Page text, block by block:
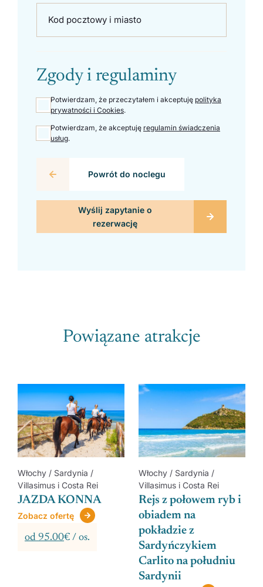
Kod pocztowy i miasto
Zgody i regulaminy
Potwierdzam, że przeczytałem i akceptuję polityka
prywatności i Cookies.
Potwierdzam, że akceptuję regulamin świadczenia
usług.
Powrót do noclegu
Powiązane atrakcje
Włochy / Sardynia /
Villasimus i Costa Rei
JAZDA KONNA
Zobacz ofertę
od 95.00€ / os.
Włochy / Sardynia /
Villasimus i Costa Rei
Rejs z połowem ryb i
obiadem na
pokładzie z
Sardyńczykiem
Carlito na południu
Sardynii